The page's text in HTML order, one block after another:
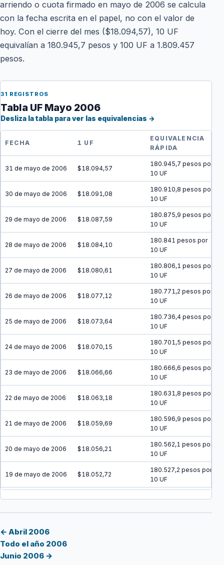
arriendo o cuota firmado en mayo de 2006 se calcula
con la fecha escrita en el papel, no con el valor de
hoy. Con el cierre del mes ($18.094,57), 10 UF
equivalían a 180.945,7 pesos y 100 UF a 1.809.457
pesos.
31 REGISTROS
Tabla UF Mayo 2006
Desliza la tabla para ver las equivalencias →
FECHA 1 UF
EQUIVALENCIA
RÁPIDA
31 de mayo de 2006 $18.094,57
180.945,7 pesos por
10 UF
30 de mayo de 2006 $18.091,08
180.910,8 pesos por
10 UF
29 de mayo de 2006 $18.087,59
180.875,9 pesos por
10 UF
28 de mayo de 2006 $18.084,10
180.841 pesos por
10 UF
27 de mayo de 2006 $18.080,61
180.806,1 pesos por
10 UF
26 de mayo de 2006 $18.077,12
180.771,2 pesos por
10 UF
25 de mayo de 2006 $18.073,64
180.736,4 pesos por
10 UF
24 de mayo de 2006 $18.070,15
180.701,5 pesos por
10 UF
23 de mayo de 2006 $18.066,66
180.666,6 pesos por
10 UF
22 de mayo de 2006 $18.063,18
180.631,8 pesos por
10 UF
21 de mayo de 2006 $18.059,69
180.596,9 pesos por
10 UF
20 de mayo de 2006 $18.056,21
180.562,1 pesos por
10 UF
19 de mayo de 2006 $18.052,72
180.527,2 pesos por
10 UF
18 de mayo de 2006 $18.049,24
16 de mayo de 2006
← Abril 2006
Todo el año 2006
Junio 2006 →